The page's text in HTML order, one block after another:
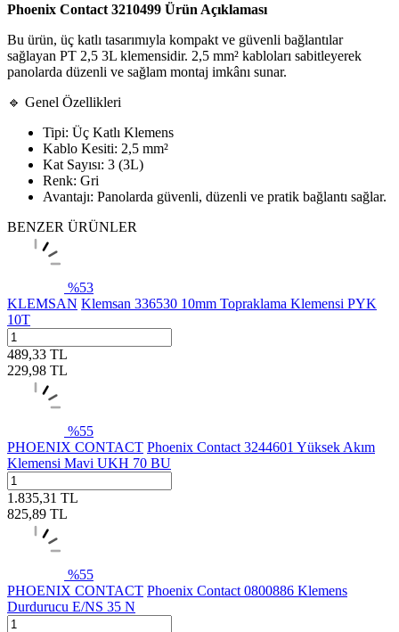
Phoenix Contact 3210499 Ürün Açıklaması
Bu ürün, üç katlı tasarımıyla kompakt ve güvenli bağlantılar
sağlayan PT 2,5 3L klemensidir. 2,5 mm² kabloları sabitleyerek
panolarda düzenli ve sağlam montaj imkânı sunar.
🔹 Genel Özellikleri
Tipi: Üç Katlı Klemens
Kablo Kesiti: 2,5 mm²
Kat Sayısı: 3 (3L)
Renk: Gri
Avantajı: Panolarda güvenli, düzenli ve pratik bağlantı sağlar.
BENZER ÜRÜNLER
%53
KLEMSAN Klemsan 336530 10mm Topraklama Klemensi PYK
10T
489,33 TL
229,98 TL
%55
PHOENIX CONTACT Phoenix Contact 3244601 Yüksek Akım
Klemensi Mavi UKH 70 BU
1.835,31 TL
825,89 TL
%55
PHOENIX CONTACT Phoenix Contact 0800886 Klemens
Durdurucu E/NS 35 N